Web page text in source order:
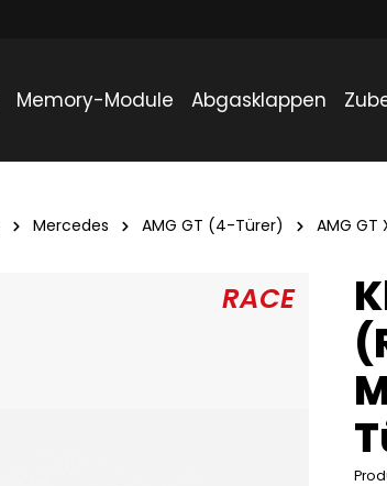
Memory-Module Abgasklappen
Mercedes AMG GT (4-Türer) AMG GT